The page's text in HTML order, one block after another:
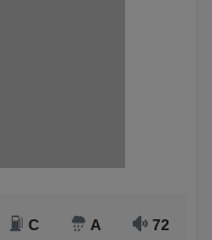
C A 72